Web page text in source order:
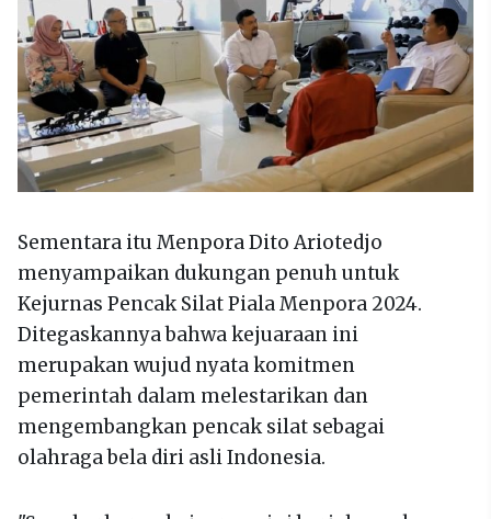
Sementara itu Menpora Dito Ariotedjo
menyampaikan dukungan penuh untuk
Kejurnas Pencak Silat Piala Menpora 2024.
Ditegaskannya bahwa kejuaraan ini
merupakan wujud nyata komitmen
pemerintah dalam melestarikan dan
mengembangkan pencak silat sebagai
olahraga bela diri asli Indonesia.